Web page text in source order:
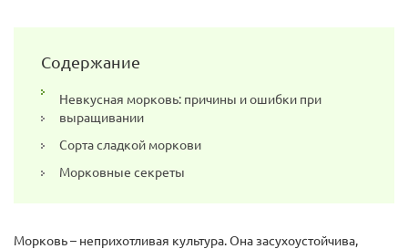
Содержание
Невкусная морковь: причины и ошибки при
выращивании
Сорта сладкой моркови
Морковные секреты
Морковь – неприхотливая культура. Она засухоустойчива,